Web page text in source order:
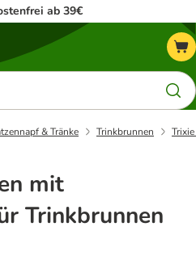
ab 39€
& Tränke Trinkbrunnen
mit
Trinkbrunnen